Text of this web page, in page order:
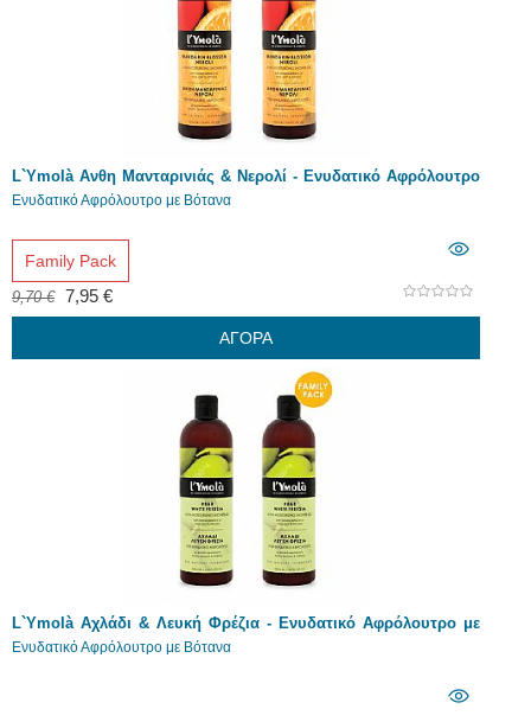
L`Ymolà Ανθη Μανταρινιάς & Νερολί - Ενυδατικό Αφρόλουτρο
με Βότανα 2 x 500ml
Ενυδατικό Αφρόλουτρο με Βότανα
Family Pack
9,70 € 7,95 €
ΑΓΟΡΑ
L`Ymolà Αχλάδι & Λευκή Φρέζια - Ενυδατικό Αφρόλουτρο με
Βότανα 2 x 500ml
Ενυδατικό Αφρόλουτρο με Βότανα